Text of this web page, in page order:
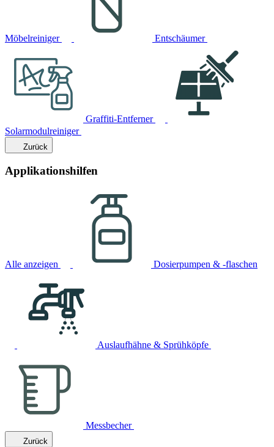
Möbelreiniger Entschäumer
Graffiti-Entferner
Solarmodulreiniger
Zurück
Applikationshilfen
Alle anzeigen Dosierpumpen & -flaschen
Auslaufhähne & Sprühköpfe
Messbecher
Zurück